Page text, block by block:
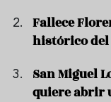
Fallece
histórico del
San Miguel
quiere abrir